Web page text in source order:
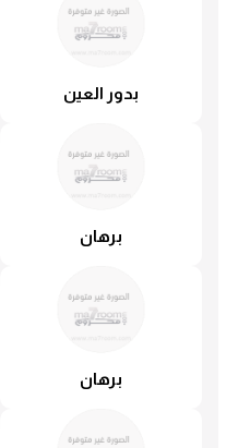
بدور العين
برهان
برهان